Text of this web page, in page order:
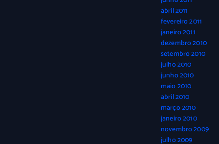
abril 2011
fevereiro 2011
janeiro 2011
dezembro 2010
setembro 2010
julho 2010
junho 2010
maio 2010
abril 2010
março 2010
janeiro 2010
novembro 2009
julho 2009